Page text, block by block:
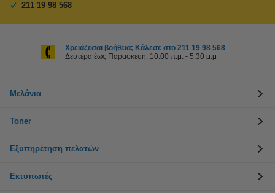
211 19 98 568
Χρειάζεσαι βοήθεια; Κάλεσε στο 211 19 98 568
Δευτέρα έως Παρασκευή: 10:00 π.μ. - 5:30 μ.μ
Μελάνια
Toner
Εξυπηρέτηση πελατών
Εκτυπωτές